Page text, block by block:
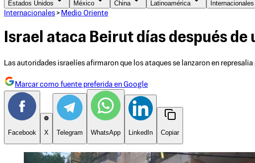
Estados Unidos México China Latinoamérica Internacionales
Internacionales > Medio Oriente
Israel ataca Beirut días después de
Las autoridades israelíes afirmaron que los ataques se lanzaron en
Marcar como fuente preferida en Google
Facebook X Telegram WhatsApp LinkedIn Copiar